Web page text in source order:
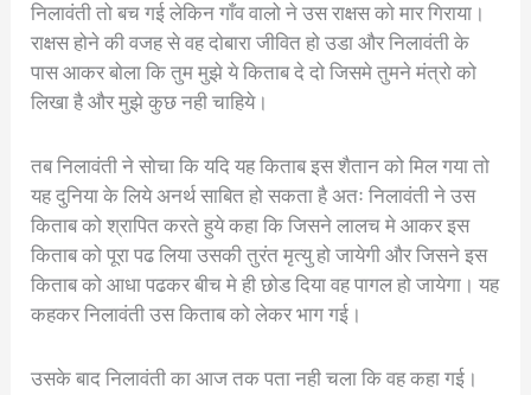
निलावंती तो बच गई लेकिन गाँव वालो ने उस राक्षस को मार गिराया।
राक्षस होने की वजह से वह दोबारा जीवित हो उडा और निलावंती के
पास आकर बोला कि तुम मुझे ये किताब दे दो जिसमे तुमने मंत्रो को
लिखा है और मुझे कुछ नही चाहिये।
तब निलावंती ने सोचा कि यदि यह किताब इस शैतान को मिल गया तो
यह दुनिया के लिये अनर्थ साबित हो सकता है अतः निलावंती ने उस
किताब को श्रापित करते हुये कहा कि जिसने लालच मे आकर इस
किताब को पूरा पढ लिया उसकी तुरंत मृत्यु हो जायेगी और जिसने इस
किताब को आधा पढकर बीच मे ही छोड दिया वह पागल हो जायेगा। यह
कहकर निलावंती उस किताब को लेकर भाग गई।
उसके बाद निलावंती का आज तक पता नही चला कि वह कहा गई।